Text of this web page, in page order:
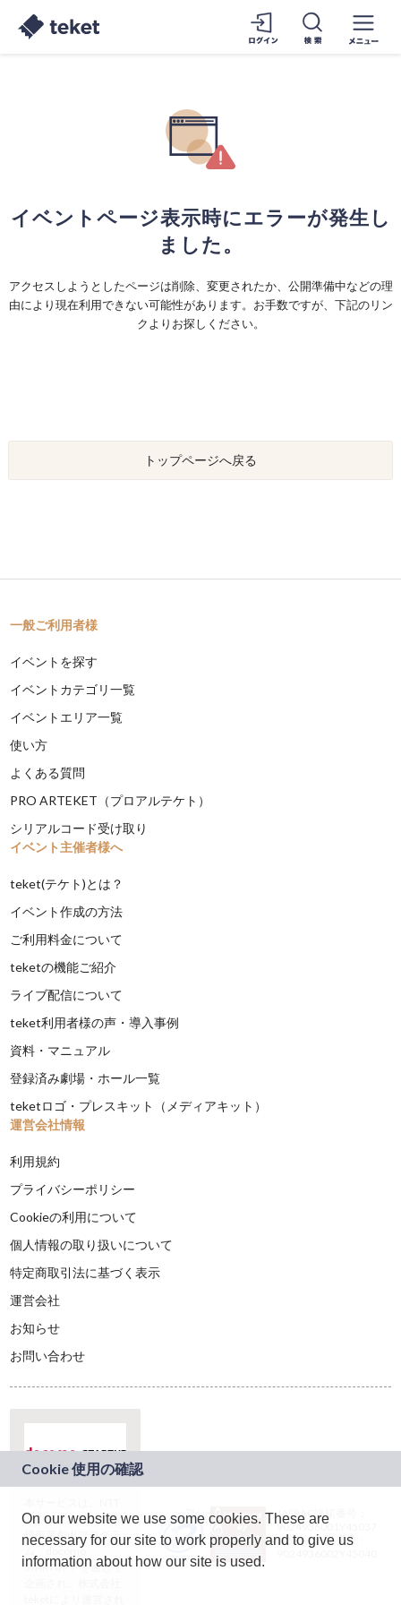
イベントページ表示時にエラーが発生し
ました。
アクセスしようとしたページは削除、変更されたか、公開準備中などの理
由により現在利用できない可能性があります。お手数ですが、下記のリン
クよりお探しください。
トップページへ戻る
一般ご利用者様
イベントを探す
イベントカテゴリ一覧
イベントエリア一覧
使い方
よくある質問
PRO ARTEKET（プロアルテケト）
シリアルコード受け取り
イベント主催者様へ
teket(テケト)とは？
イベント作成の方法
ご利用料金について
teketの機能ご紹介
ライブ配信について
teket利用者様の声・導入事例
資料・マニュアル
登録済み劇場・ホール一覧
teketロゴ・プレスキット（メディアキット）
運営会社情報
利用規約
プライバシーポリシー
Cookieの利用について
個人情報の取り扱いについて
特定商取引法に基づく表示
運営会社
お知らせ
お問い合わせ
ドコモグループの新
規事業創出プログラ
ム「docomo
STARTUP」を通じて
JASRAC許諾番号：
9024936001Y45037
JASRAC許諾番号：
On our website we use some cookies. These are
necessary for our site to work properly and to give us
information about how our site is used.